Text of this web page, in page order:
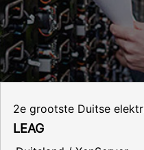
2e grootste Duitse
LEAG